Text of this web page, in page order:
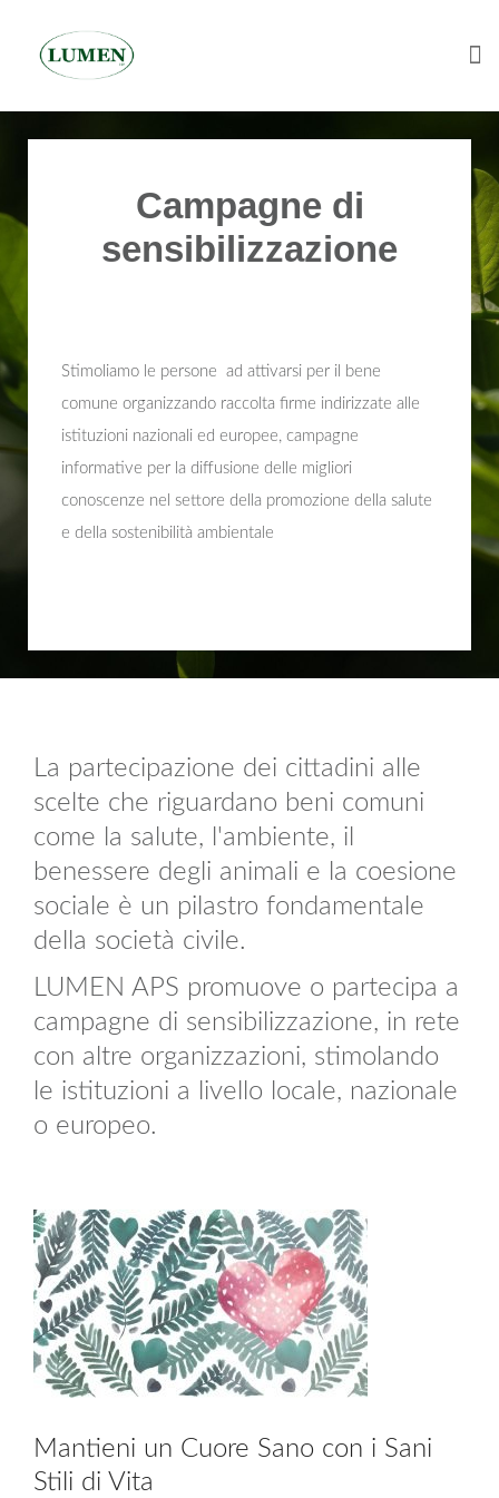
Campagne di
sensibilizzazione
Stimoliamo le persone ad attivarsi per il bene
comune organizzando raccolta firme indirizzate alle
istituzioni nazionali ed europee, campagne
informative per la diffusione delle migliori
conoscenze nel settore della promozione della salute
e della sostenibilità ambientale
La partecipazione dei cittadini alle
scelte che riguardano beni comuni
come la salute, l'ambiente, il
benessere degli animali e la coesione
sociale è un pilastro fondamentale
della società civile.
LUMEN APS promuove o partecipa a
campagne di sensibilizzazione, in rete
con altre organizzazioni, stimolando
le istituzioni a livello locale, nazionale
o europeo.
Mantieni un Cuore Sano con i Sani
Stili di Vita